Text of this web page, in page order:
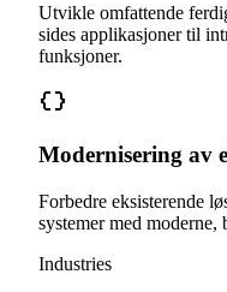
Utvikle omfattende
sides applikasjoner til
funksjoner.
Modernisering av
Forbedre eksisterende
systemer med moderne,
Industries